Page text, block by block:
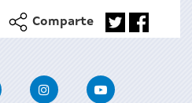
Comparte
Twitter InstagramYoutube